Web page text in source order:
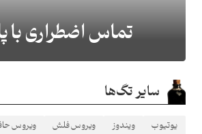
تماس اضطراری
سایر تگ‌ها
یوتیوب ویندوز ویروس فلش ویروس